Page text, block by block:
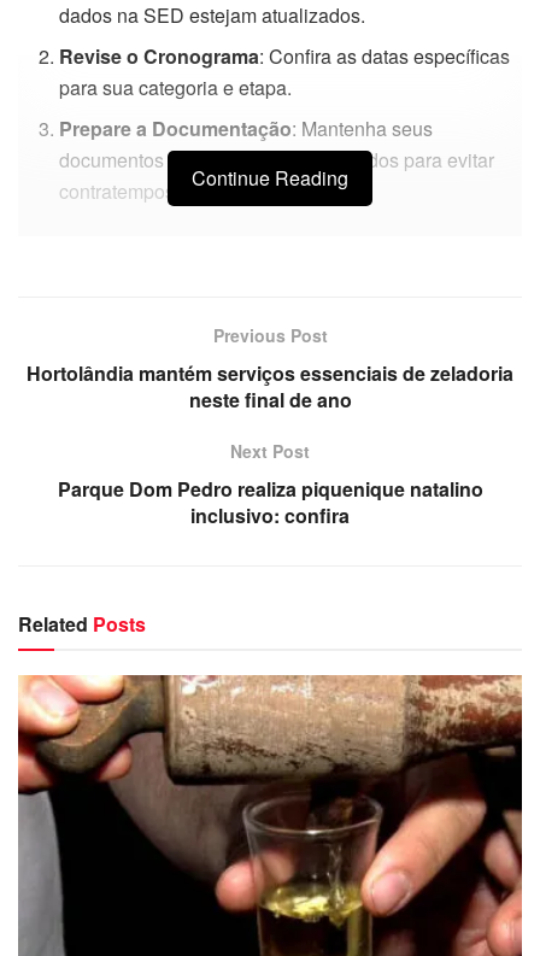
dados na SED estejam atualizados.
Revise o Cronograma: Confira as datas específicas
para sua categoria e etapa.
Prepare a Documentação: Mantenha seus
documentos e habilitações organizados para evitar
contratempos.
Continue Reading
Previous Post
Hortolândia mantém serviços essenciais de zeladoria
neste final de ano
Next Post
Parque Dom Pedro realiza piquenique natalino
inclusivo: confira
Related Posts